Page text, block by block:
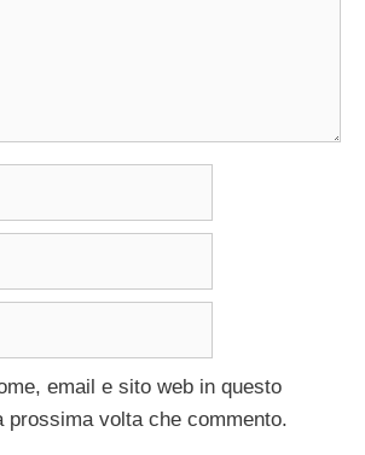
email e sito web in questo
prossima volta che commento.